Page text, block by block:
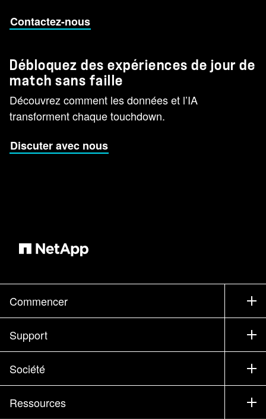
Contactez-nous
Débloquez des expériences de jour de
match sans faille
Découvrez comment les données et l’IA
transforment chaque touchdown.
Discuter avec nous
Commencer
Comment acheter
Service commercial
Trouver un partenaire
Support
Support
Formation
Documentation
Société
Société
Ressources